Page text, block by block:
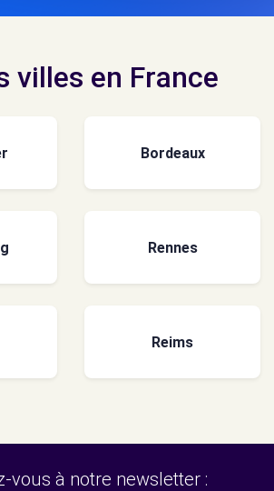
villes en France
Bordeaux
Rennes
Reims
vous à notre newsletter :